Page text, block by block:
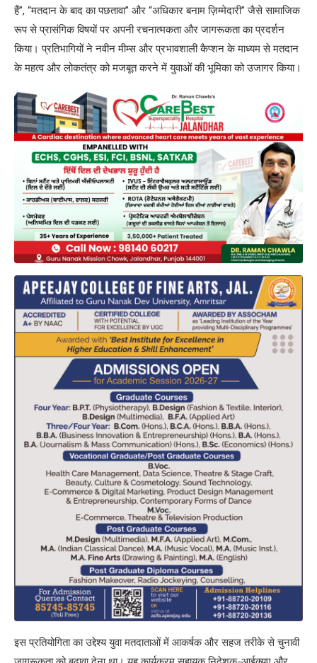
हैं”, “मतदान के बाद का पछतावा” और “अधिकार बनाम ज़िम्मेदारी” जैसे सामाजिक
रूप से प्रासंगिक विषयों पर अपनी रचनात्मकता और जागरूकता का प्रदर्शन
किया। प्रतिभागियों ने नवीन मीम्स और प्रभावशाली कैप्शन के माध्यम से मतदान
के महत्व और लोकतंत्र को मजबूत करने में युवाओं की भूमिका को उजागर किया।
इस प्रतियोगिता का उद्देश्य युवा मतदाताओं में आकर्षक और सहज तरीके से चुनावी